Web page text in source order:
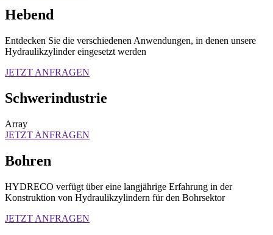
Hebend
Entdecken Sie die verschiedenen Anwendungen, in denen unsere
Hydraulikzylinder eingesetzt werden
JETZT ANFRAGEN
Schwerindustrie
Array
JETZT ANFRAGEN
Bohren
HYDRECO verfügt über eine langjährige Erfahrung in der
Konstruktion von Hydraulikzylindern für den Bohrsektor
JETZT ANFRAGEN